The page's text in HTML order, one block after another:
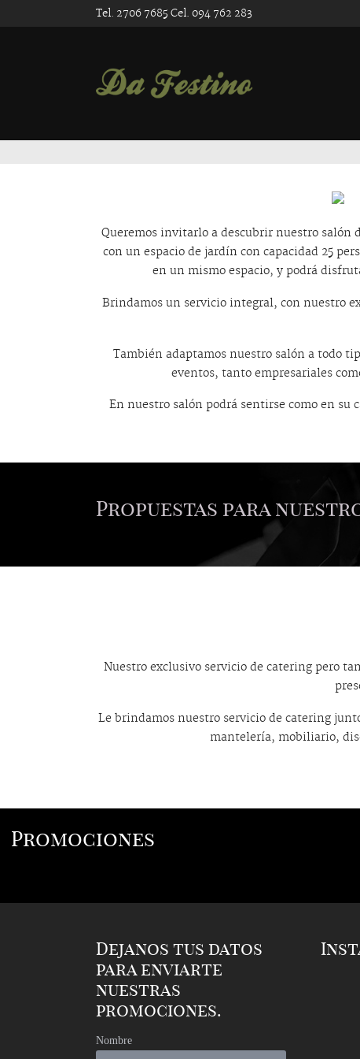
Tel. 2706 7685 Cel. 094 762 283
Queremos invitarlo a descubrir nuestro salón
con un espacio de jardín con capacidad 25
en un mismo espacio, y podrá
Brindamos un servicio integral, con nuestro
También adaptamos nuestro salón a todo
eventos, tanto empresariales
En nuestro salón podrá sentirse como en su
Propuestas para
Nuestro exclusivo servicio de catering pero
Le brindamos nuestro servicio de catering
mantelería, mobiliario,
Promociones
Dejanos tus datos
para enviarte
nuestras
promociones.
Nombre